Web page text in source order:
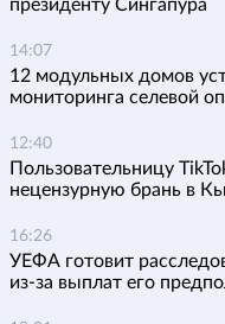
президенту Сингапура
14:07
12 модульных домов
мониторинга селевой
12:40
Пользовательницу
нецензурную брань в
16:26
УЕФА готовит
из-за выплат его